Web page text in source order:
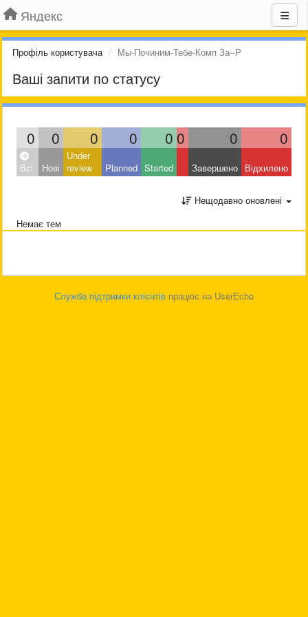
Яндекс
Профіль користувача Мы-Починим-Тебе-Комп За--Р
Ваші запити по статусу
0 0 0 0 0 0 0 0
Всі Нові
Under
review
Planned Started Завершено Відхилено
Нещодавно оновлені
Немає тем
Служба підтримки клієнтів працює на UserEcho